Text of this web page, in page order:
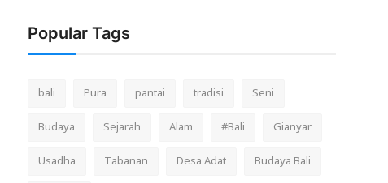
Popular Tags
bali Pura pantai tradisi
Seni
Budaya
Sejarah Alam #Bali
Gianyar
Usadha
Tabanan Desa Adat
Budaya Bali